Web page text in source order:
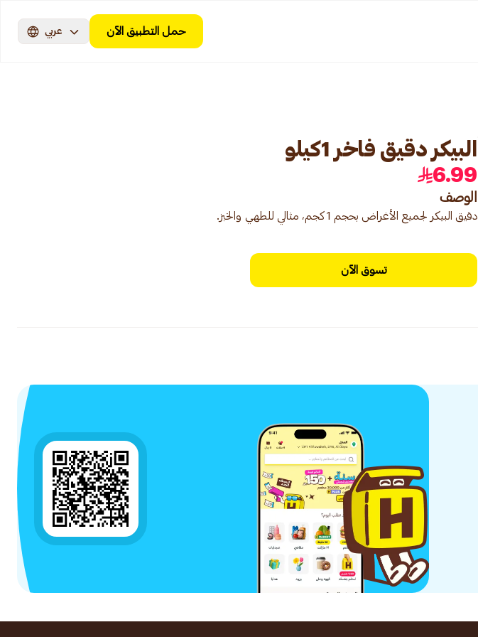
حمل التطبيق الآن عربي
البيكر دقيق فاخر 1كيلو
6.99
الوصف
دقيق البيكر لجميع الأغراض بحجم 1 كجم، مثالي للطهي والخبز.
تسوق الآن